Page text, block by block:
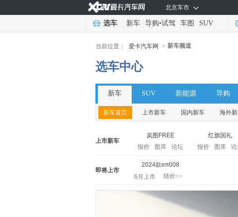
北京车市
选车 新车 导购•试驾 车图 SUV
当前位置： 爱卡汽车网 > 新车频道
选车中心
新车 SUV 新能源 导购
新车首页 上市新车 国内新车 海外
上市新车
岚图FREE
报价
图库 论坛
红旗国礼
报价
图库 论
即将上市
2024款eπ008
6月上市
猜价>>